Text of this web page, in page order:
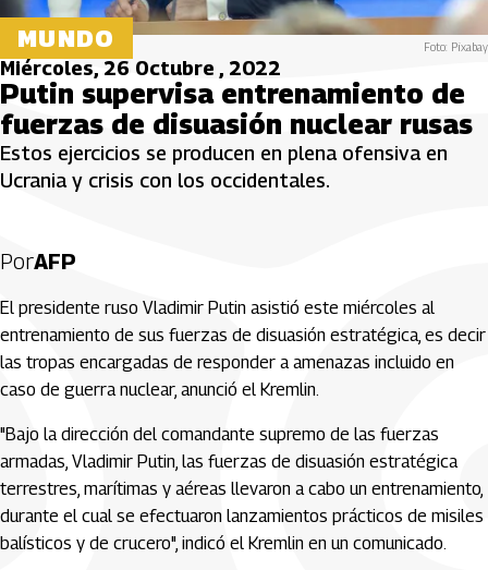
MUNDO Foto: Pixabay
Miércoles, 26 Octubre , 2022
Putin supervisa entrenamiento de
fuerzas de disuasión nuclear rusas
Estos ejercicios se producen en plena ofensiva en
Ucrania y crisis con los occidentales.
PorAFP
El presidente ruso Vladimir Putin asistió este miércoles al
entrenamiento de sus fuerzas de disuasión estratégica, es decir
las tropas encargadas de responder a amenazas incluido en
caso de guerra nuclear, anunció el Kremlin.
"Bajo la dirección del comandante supremo de las fuerzas
armadas, Vladimir Putin, las fuerzas de disuasión estratégica
terrestres, marítimas y aéreas llevaron a cabo un entrenamiento,
durante el cual se efectuaron lanzamientos prácticos de misiles
balísticos y de crucero", indicó el Kremlin en un comunicado.